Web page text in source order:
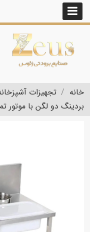
خانه تجهیزات
بردینگ دو لگن با موتور